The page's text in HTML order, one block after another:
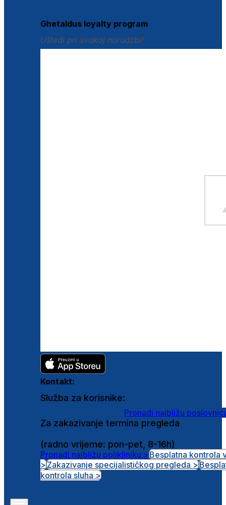
Ghetaldus loyalty program
Uštedi pri svakoj narudžbi!
Kontakt:
Služba za korisnike:
Pronađi najbližu
Za zakazivanje termina pregleda
(radno vrijeme: pon-pet, 8-16h)
Pronađi najbližu polikliniku >Besplatna kontrola
>Zakazivanje specijalističkog pregleda >
kontrola sluha >